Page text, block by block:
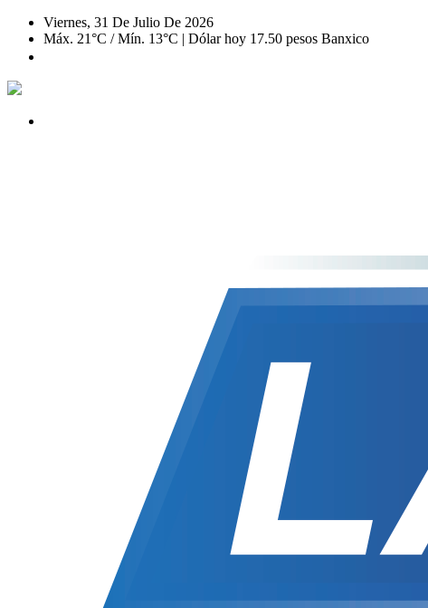
Viernes, 31 De Julio De 2026
Máx. 21°C / Mín. 13°C | Dólar hoy 17.50 pesos Banxico